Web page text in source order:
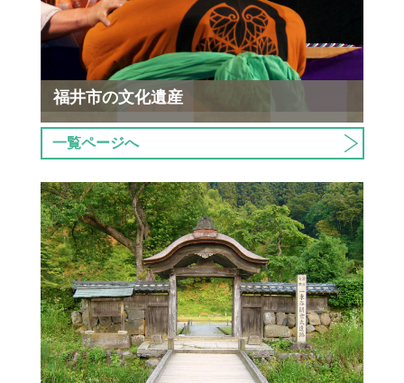
福井市の文化遺産
一覧ページへ